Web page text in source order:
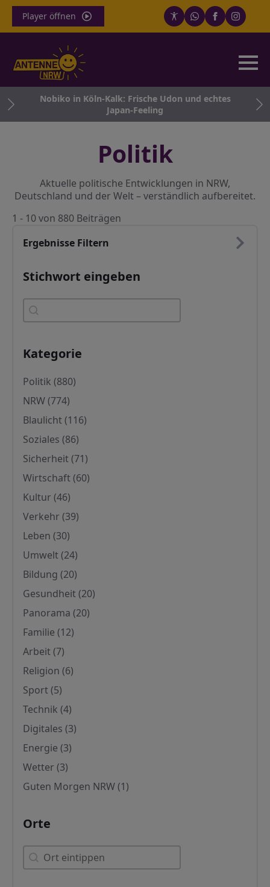
Player öffnen
Nobiko in Köln-Kalk: Frische Udon und echtes
Japan-Feeling
Politik
Aktuelle politische Entwicklungen in NRW,
Deutschland und der Welt – verständlich aufbereitet.
1 - 10 von 880 Beiträgen
Ergebnisse Filtern
Stichwort eingeben
Stichwort eingeben
Stichwort eingeben
Kategorie
Kategorie
Politik (880)
NRW(774)
Blaulicht(116)
Soziales (86)
Sicherheit(71)
Wirtschaft(60)
Kultur (46)
Verkehr (39)
Leben (30)
Umwelt(24)
Bildung (20)
Gesundheit(20)
Panorama (20)
Familie (12)
Arbeit(7)
Religion (6)
Sport(5)
Technik (4)
Digitales (3)
Energie (3)
Wetter (3)
Guten Morgen NRW(1)
Orte
Orte
Orte